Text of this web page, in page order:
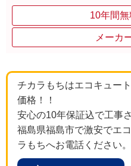
10年間
メーカ
チカラもちはエコキュー
価格！！
安心の10年保証込で工事
福島県福島市で激安でエ
ラもちへお電話ください。